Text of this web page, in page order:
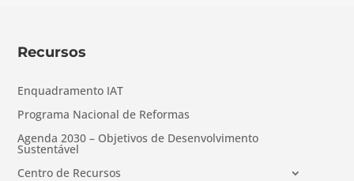
Recursos
Enquadramento IAT
Programa Nacional de Reformas
Agenda 2030 – Objetivos de Desenvolvimento
Sustentável
Centro de Recursos